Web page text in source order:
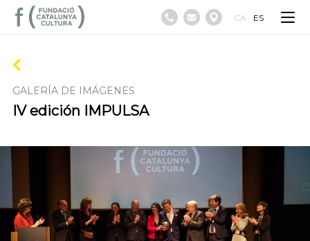
CA ES
GALERÍA DE IMÁGENES
IV edición IMPULSA